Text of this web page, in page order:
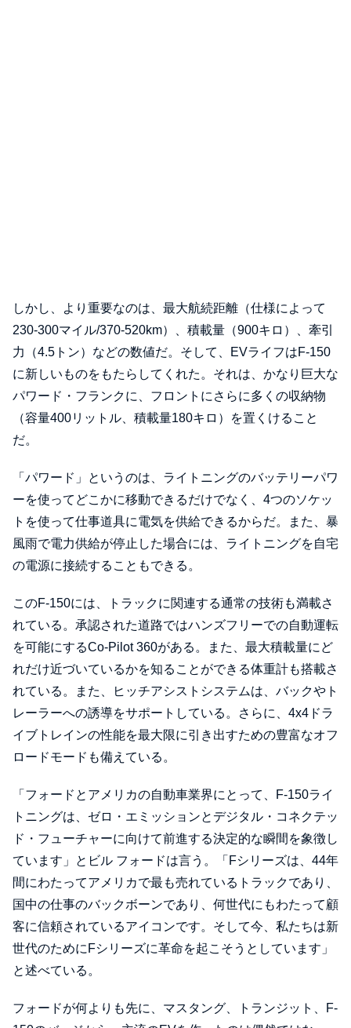
しかし、より重要なのは、最大航続距離（仕様によって
230-300マイル/370-520km）、積載量（900キロ）、牽引
力（4.5トン）などの数値だ。そして、EVライフはF-150
に新しいものをもたらしてくれた。それは、かなり巨大な
パワード・フランクに、フロントにさらに多くの収納物
（容量400リットル、積載量180キロ）を置くけること
だ。
「パワード」というのは、ライトニングのバッテリーパワ
ーを使ってどこかに移動できるだけでなく、4つのソケッ
トを使って仕事道具に電気を供給できるからだ。また、暴
風雨で電力供給が停止した場合には、ライトニングを自宅
の電源に接続することもできる。
このF-150には、トラックに関連する通常の技術も満載さ
れている。承認された道路ではハンズフリーでの自動運転
を可能にするCo-Pilot 360がある。また、最大積載量にど
れだけ近づいているかを知ることができる体重計も搭載さ
れている。また、ヒッチアシストシステムは、バックやト
レーラーへの誘導をサポートしている。さらに、4x4ドラ
イブトレインの性能を最大限に引き出すための豊富なオフ
ロードモードも備えている。
「フォードとアメリカの自動車業界にとって、F-150ライ
トニングは、ゼロ・エミッションとデジタル・コネクテッ
ド・フューチャーに向けて前進する決定的な瞬間を象徴し
ています」とビル フォードは言う。「Fシリーズは、44年
間にわたってアメリカで最も売れているトラックであり、
国中の仕事のバックボーンであり、何世代にもわたって顧
客に信頼されているアイコンです。そして今、私たちは新
世代のためにFシリーズに革命を起こそうとしています」
と述べている。
フォードが何よりも先に、マスタング、トランジット、F-